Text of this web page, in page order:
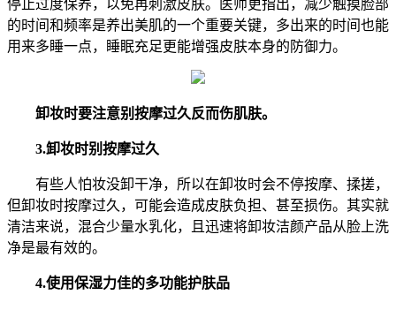
停止过度保养，以免再刺激皮肤。医师更指出，减少触摸脸部
的时间和频率是养出美肌的一个重要关键，多出来的时间也能
用来多睡一点，睡眠充足更能增强皮肤本身的防御力。
卸妆时要注意别按摩过久反而伤肌肤。
3.卸妆时别按摩过久
有些人怕妆没卸干净，所以在卸妆时会不停按摩、揉搓，
但卸妆时按摩过久，可能会造成皮肤负担、甚至损伤。其实就
清洁来说，混合少量水乳化，且迅速将卸妆洁颜产品从脸上洗
净是最有效的。
4.使用保湿力佳的多功能护肤品